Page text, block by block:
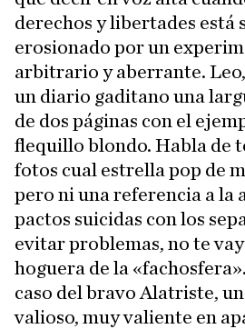
derechos y libertades está
erosionado por un
arbitrario y aberrante.
un diario gaditano una
de dos páginas con el
flequillo blondo. Habla de
fotos cual estrella pop de
pero ni una referencia a la
pactos suicidas con los
evitar problemas, no te
hoguera de la
caso del bravo Alatriste,
valioso, muy valiente en